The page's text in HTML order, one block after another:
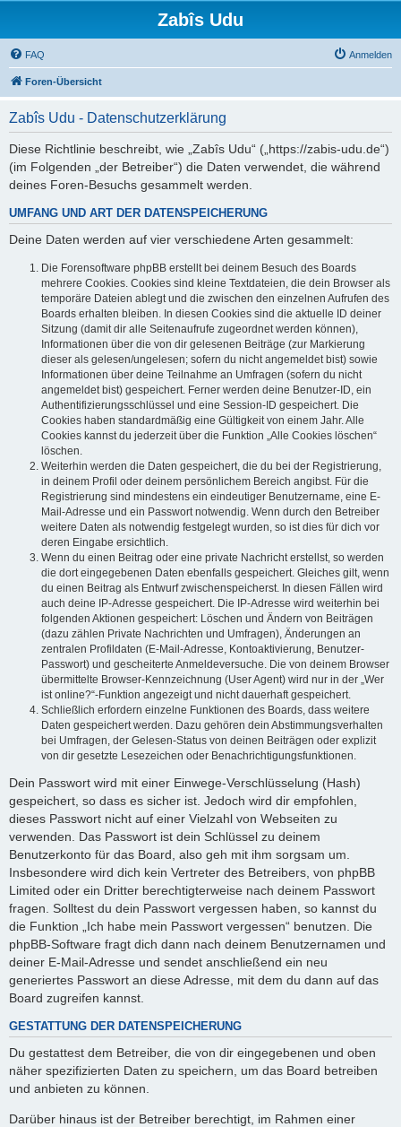
Zabîs Udu
FAQ Anmelden
Foren-Übersicht
Zabîs Udu - Datenschutzerklärung
Diese Richtlinie beschreibt, wie „Zabîs Udu“ („https://zabis-udu.de“)
(im Folgenden „der Betreiber“) die Daten verwendet, die während
deines Foren-Besuchs gesammelt werden.
UMFANG UND ART DER DATENSPEICHERUNG
Deine Daten werden auf vier verschiedene Arten gesammelt:
Die Forensoftware phpBB erstellt bei deinem Besuch des Boards
mehrere Cookies. Cookies sind kleine Textdateien, die dein Browser als
temporäre Dateien ablegt und die zwischen den einzelnen Aufrufen des
Boards erhalten bleiben. In diesen Cookies sind die aktuelle ID deiner
Sitzung (damit dir alle Seitenaufrufe zugeordnet werden können),
Informationen über die von dir gelesenen Beiträge (zur Markierung
dieser als gelesen/ungelesen; sofern du nicht angemeldet bist) sowie
Informationen über deine Teilnahme an Umfragen (sofern du nicht
angemeldet bist) gespeichert. Ferner werden deine Benutzer-ID, ein
Authentifizierungsschlüssel und eine Session-ID gespeichert. Die
Cookies haben standardmäßig eine Gültigkeit von einem Jahr. Alle
Cookies kannst du jederzeit über die Funktion „Alle Cookies löschen“
löschen.
Weiterhin werden die Daten gespeichert, die du bei der Registrierung,
in deinem Profil oder deinem persönlichem Bereich angibst. Für die
Registrierung sind mindestens ein eindeutiger Benutzername, eine E-
Mail-Adresse und ein Passwort notwendig. Wenn durch den Betreiber
weitere Daten als notwendig festgelegt wurden, so ist dies für dich vor
deren Eingabe ersichtlich.
Wenn du einen Beitrag oder eine private Nachricht erstellst, so werden
die dort eingegebenen Daten ebenfalls gespeichert. Gleiches gilt, wenn
du einen Beitrag als Entwurf zwischenspeicherst. In diesen Fällen wird
auch deine IP-Adresse gespeichert. Die IP-Adresse wird weiterhin bei
folgenden Aktionen gespeichert: Löschen und Ändern von Beiträgen
(dazu zählen Private Nachrichten und Umfragen), Änderungen an
zentralen Profildaten (E-Mail-Adresse, Kontoaktivierung, Benutzer-
Passwort) und gescheiterte Anmeldeversuche. Die von deinem Browser
übermittelte Browser-Kennzeichnung (User Agent) wird nur in der „Wer
ist online?“-Funktion angezeigt und nicht dauerhaft gespeichert.
Schließlich erfordern einzelne Funktionen des Boards, dass weitere
Daten gespeichert werden. Dazu gehören dein Abstimmungsverhalten
bei Umfragen, der Gelesen-Status von deinen Beiträgen oder explizit
von dir gesetzte Lesezeichen oder Benachrichtigungsfunktionen.
Dein Passwort wird mit einer Einwege-Verschlüsselung (Hash)
gespeichert, so dass es sicher ist. Jedoch wird dir empfohlen,
dieses Passwort nicht auf einer Vielzahl von Webseiten zu
verwenden. Das Passwort ist dein Schlüssel zu deinem
Benutzerkonto für das Board, also geh mit ihm sorgsam um.
Insbesondere wird dich kein Vertreter des Betreibers, von phpBB
Limited oder ein Dritter berechtigterweise nach deinem Passwort
fragen. Solltest du dein Passwort vergessen haben, so kannst du
die Funktion „Ich habe mein Passwort vergessen“ benutzen. Die
phpBB-Software fragt dich dann nach deinem Benutzernamen und
deiner E-Mail-Adresse und sendet anschließend ein neu
generiertes Passwort an diese Adresse, mit dem du dann auf das
Board zugreifen kannst.
GESTATTUNG DER DATENSPEICHERUNG
Du gestattest dem Betreiber, die von dir eingegebenen und oben
näher spezifizierten Daten zu speichern, um das Board betreiben
und anbieten zu können.
Darüber hinaus ist der Betreiber berechtigt, im Rahmen einer